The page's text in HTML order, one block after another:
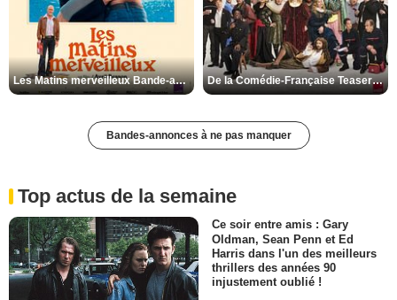
Les Matins merveilleux Bande-annonce VF De la Comédie-Française Teaser VF
Bandes-annonces à ne pas manquer
Top actus de la semaine
Ce soir entre amis : Gary
Oldman, Sean Penn et Ed
Harris dans l'un des meilleurs
thrillers des années 90
injustement oublié !